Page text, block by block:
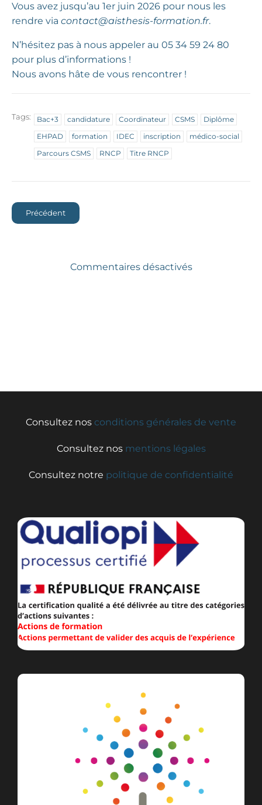
Vous avez jusqu’au 1er juin 2026 pour nous les
rendre via contact@aisthesis-formation.fr.
N’hésitez pas à nous appeler au 05 34 59 24 80
pour plus d’informations !
Nous avons hâte de vous rencontrer !
Tags: Bac+3 candidature Coordinateur CSMS
Diplôme
EHPAD
formation IDEC inscription
médico-social
Parcours CSMS
RNCP Titre RNCP
Précédent
Commentaires désactivés
Consultez nos conditions générales de vente
Consultez nos mentions légales
Consultez notre politique de confidentialité